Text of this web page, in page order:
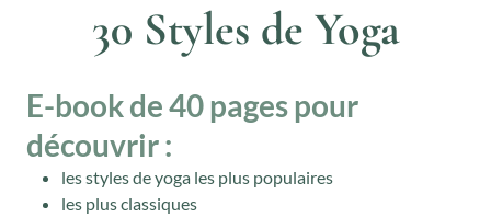
30 Styles de Yoga
E-book de 40 pages pour
découvrir :
les styles de yoga les plus populaires
les plus classiques